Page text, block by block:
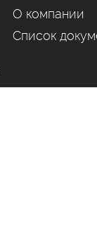
О компании
Список